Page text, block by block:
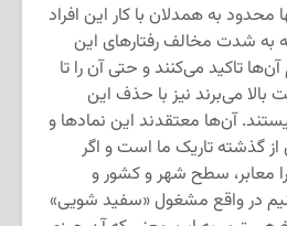
محدود به همدلان با کار این افراد
به شدت مخالف رفتارهای این
تاکید می‌کنند و حتی آن را تا
می‌برند نیز با حذف این
آن‌ها معتقدند این نمادها و
گذشته تاریک ما است و اگر
معابر، سطح شهر و کشور و
در واقع مشغول «سفید شویی»